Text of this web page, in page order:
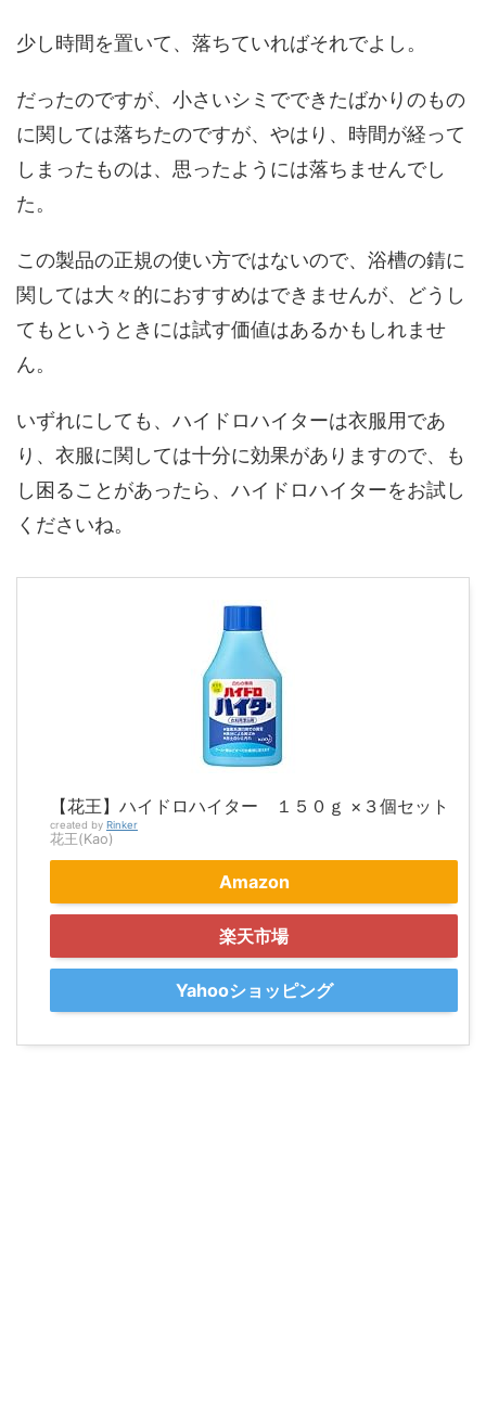
少し時間を置いて、落ちていればそれでよし。
だったのですが、小さいシミでできたばかりのもの
に関しては落ちたのですが、やはり、時間が経って
しまったものは、思ったようには落ちませんでし
た。
この製品の正規の使い方ではないので、浴槽の錆に
関しては大々的におすすめはできませんが、どうし
てもというときには試す価値はあるかもしれませ
ん。
いずれにしても、ハイドロハイターは衣服用であ
り、衣服に関しては十分に効果がありますので、も
し困ることがあったら、ハイドロハイターをお試し
くださいね。
【花王】ハイドロハイター １５０ｇ ×３個セット
created by Rinker
花王(Kao)
Amazon
楽天市場
Yahooショッピング